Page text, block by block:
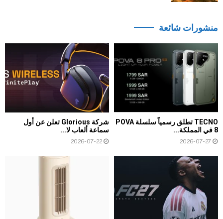
منشورات شائعة
TECNO تطلق رسمياً سلسلة POVA
8 في المملكة...
2026-07-27
شركة Glorious تعلن عن أول
سماعة ألعاب لا...
2026-07-22